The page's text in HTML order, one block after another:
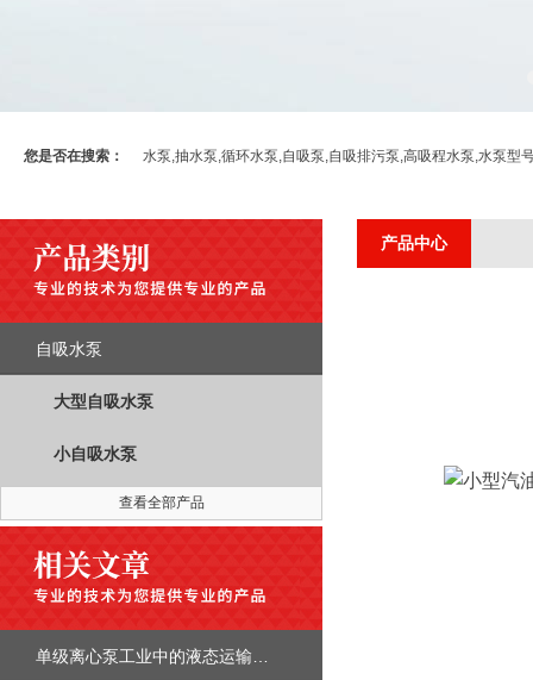
您是否在搜索： 水泵,抽水泵,循环水泵,自吸泵,自吸排污泵,高吸程水泵,水泵型
自吸水泵
大型自吸水泵
小自吸水泵
查看全部产品
单级离心泵工业中的液态运输利器
产品中心